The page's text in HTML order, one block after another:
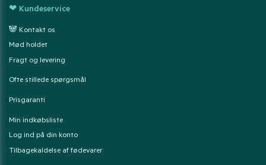
❤ Kundeservice
🐼 Kontakt os
Mød holdet
Fragt og levering
Ofte stillede spørgsmål
Prisgaranti
Min indkøbsliste
Log ind på din konto
Tilbagekaldelse af fødevarer